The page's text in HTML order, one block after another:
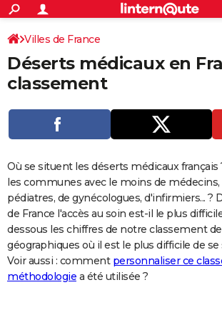
ACTUALITÉS
Politique
Société
Faits Divers
Education
Monde
Villes
+
SPORT
Coupe du monde 2026
Football
Tennis
Cyclisme
Rugby
Forum
CULTURE
Risques naturels par ville
Assurance
HIGH-TECH
Mobiles
Meilleur smartphone
Internet
Ordinateurs
Jeux vidéo
Guide high-tech
+BRICOLAGE
Forum
Aménagement intérieur
Extérieur
Cuisine
Salle de bains
Jardinage
Rangement
+WEEK-END
Guides de France
Escapades
Patrimoine
Expositions
Musées
Week-end nature
+
LIFESTYLE
Art de vivre
Bien-être
Loisirs
Mode
Modes de vie
+SANTE
Villes de France
Déserts médicaux en
classement
Où se situent les déserts médicaux
les communes avec le moins de
pédiatres, de gynécologues, d'infirmiers... ?
de France l'accès au soin est-il le plus
dessous les chiffres de notre classement
géographiques où il est le plus difficile de se
Voir aussi : comment personnaliser ce
méthodologie a été utilisée ?